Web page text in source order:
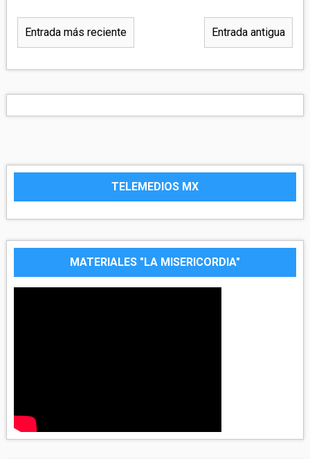
Entrada más reciente Entrada antigua
TELEMEDIOS MX
MATERIALES "LA MISERICORDIA"